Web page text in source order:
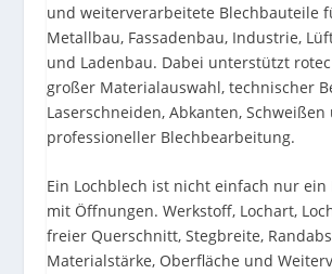
und weiterverarbeitete Blechbauteile
Metallbau, Fassadenbau, Industrie,
und Ladenbau. Dabei unterstützt
großer Materialauswahl, technischer
Laserschneiden, Abkanten, Schweißen
professioneller Blechbearbeitung.
Ein Lochblech ist nicht einfach nur
mit Öffnungen. Werkstoff, Lochart,
freier Querschnitt, Stegbreite,
Materialstärke, Oberfläche und